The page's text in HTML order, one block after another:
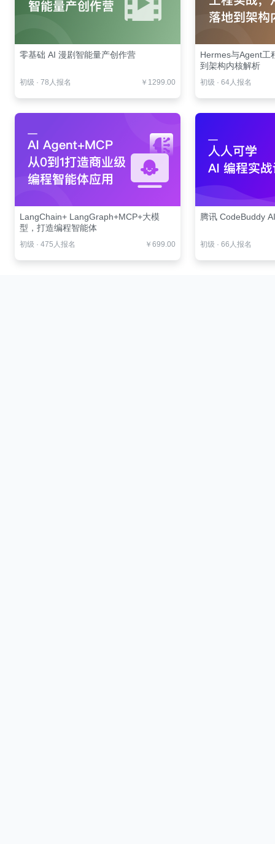
零基础 AI 漫剧智能量产创作营
初级 · 78人报名 ￥1299.00
Hermes与Agent工
到架构内核解析
初级 · 64人报名
LangChain+ LangGraph+MCP+大模
型，打造编程智能体
初级 · 475人报名 ￥699.00
腾讯 CodeBuddy
初级 · 66人报名